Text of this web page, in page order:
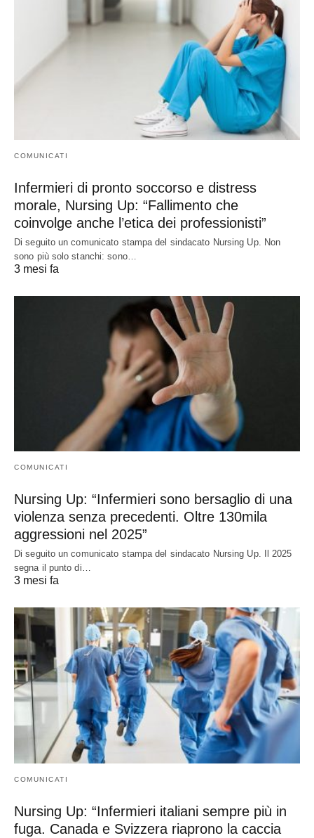
COMUNICATI
Infermieri di pronto soccorso e distress
morale, Nursing Up: “Fallimento che
coinvolge anche l’etica dei professionisti”
Di seguito un comunicato stampa del sindacato Nursing Up. Non
sono più solo stanchi: sono…
3 mesi fa
COMUNICATI
Nursing Up: “Infermieri sono bersaglio di una
violenza senza precedenti. Oltre 130mila
aggressioni nel 2025”
Di seguito un comunicato stampa del sindacato Nursing Up. Il 2025
segna il punto di…
3 mesi fa
COMUNICATI
Nursing Up: “Infermieri italiani sempre più in
fuga. Canada e Svizzera riaprono la caccia